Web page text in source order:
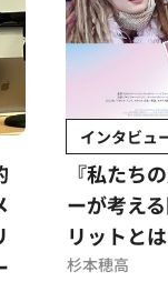
インタビュ
『私たち
ーが考え
リットと
杉本穂高